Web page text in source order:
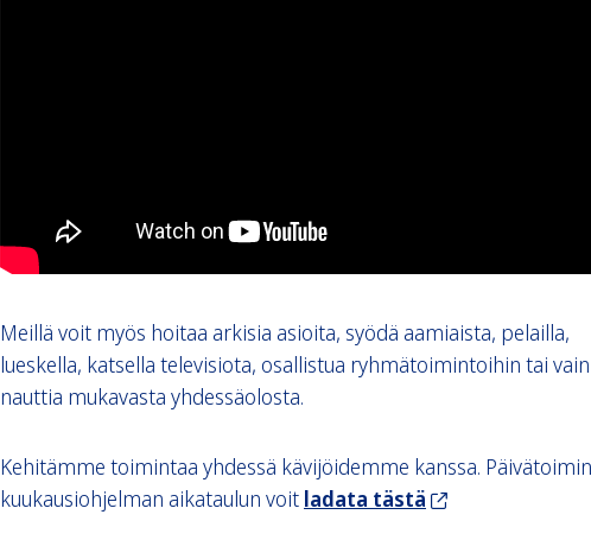
Meillä voit myös hoitaa arkisia asioita, syödä aamiaista, pelailla,
lueskella, katsella televisiota, osallistua ryhmätoimintoihin tai vain
nauttia mukavasta yhdessäolosta.
Kehitämme toimintaa yhdessä kävijöidemme kanssa.
kuukausiohjelman aikataulun voit ladata tästä